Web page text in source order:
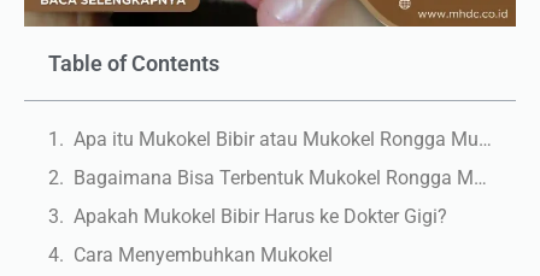
Table of Contents
Apa itu Mukokel Bibir atau Mukokel Rongga Mulut?
Bagaimana Bisa Terbentuk Mukokel Rongga Mulut?
Apakah Mukokel Bibir Harus ke Dokter Gigi?
Cara Menyembuhkan Mukokel